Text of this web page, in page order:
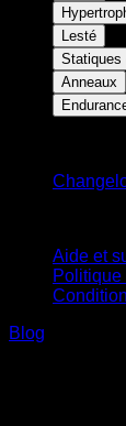
Lesté
Statiques
Anneaux
Aide et
Blog